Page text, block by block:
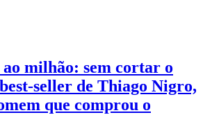
milhão: sem cortar o
seller de Thiago Nigro,
que comprou o